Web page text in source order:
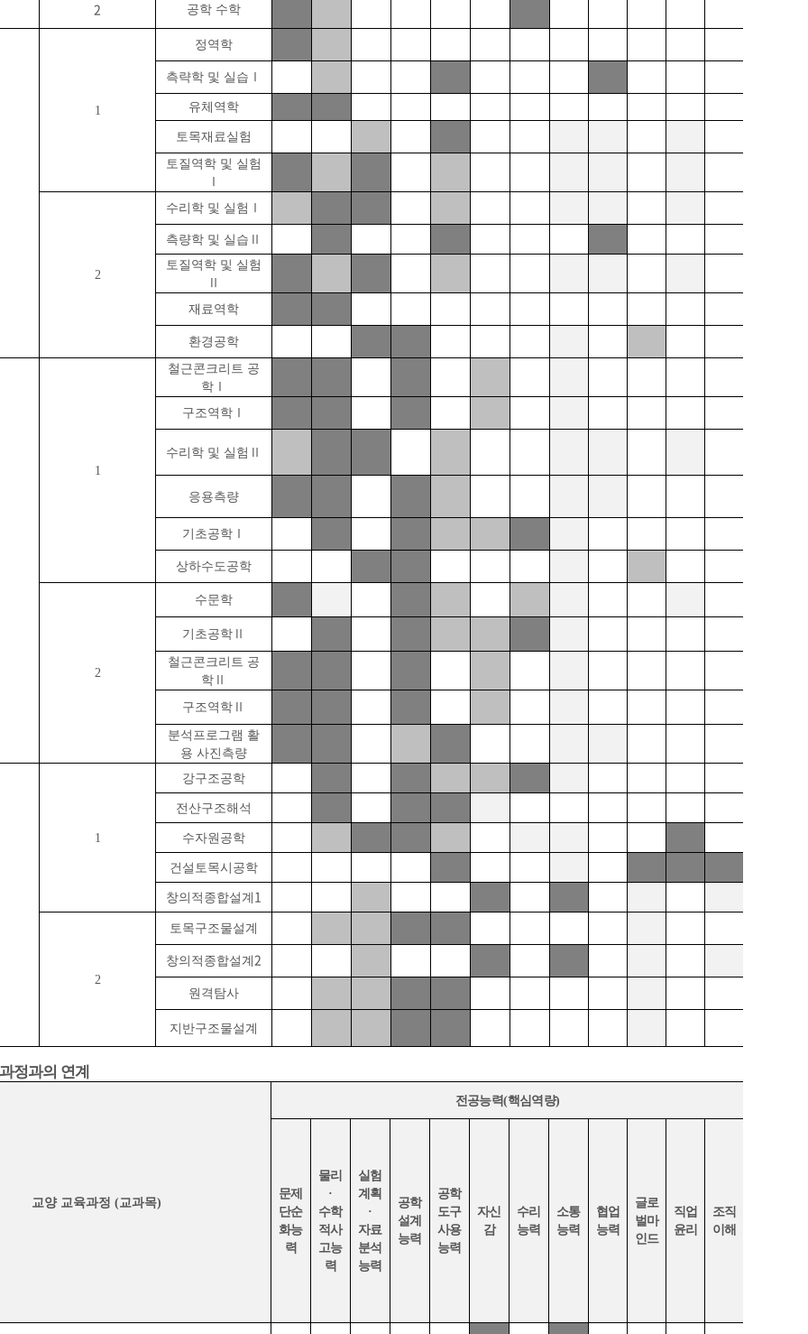
2 공학 수학
1
정역학
측략학 및 실습
유체역학
토목재료실험
토질역학 및 실험
2
수리학 및 실험
측량학 및 실습
토질역학 및 실험
재료역학
환경공학
1
철근콘크리트 공
학
구조역학
수리학 및 실험
응용측량
기초공학
상하수도공학
2
수문학
기초공학
철근콘크리트 공
학
구조역학
분석프로그램 활
용 사진측량
1
강구조공학
전산구조해석
수자원공학
건설토목시공학
창의적종합설계 1
2
토목구조물설계
창의적종합설계 2
원격탐사
지반구조물설계
정과의 연계
교양 교육과정 (교과목)
전공능력(핵심역량)
문제
단순
화능
력
물리
·
수학
적사
고능
력
실험
계획
·
자료
분석
능력
공학
설계
능력
공학
도구
사용
능력
자신
감
수리
능력
소통
능력
협업
능력
글로
벌마
인드
직업
윤리
조직
이해